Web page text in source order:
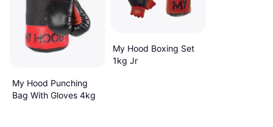
My Hood Punching
Bag With Gloves 4kg
My Hood Boxing Set
1kg Jr